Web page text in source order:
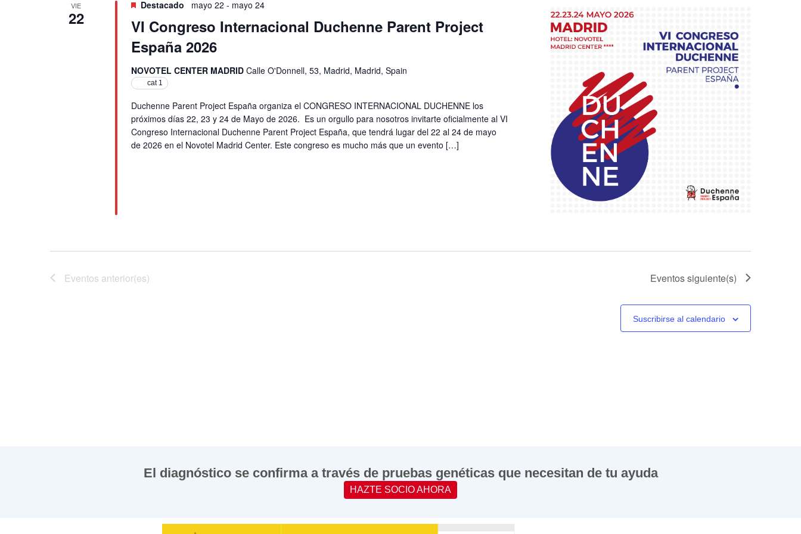
Eventos
VIE
22
VI Congreso Internacional Duchenne Parent Project
España 2026
Destacado mayo 22 - mayo 24
NOVOTEL CENTER MADRID Calle O'Donnell, 53, Madrid, Madrid, Spain
cat 1
Duchenne Parent Project España organiza el CONGRESO INTERNACIONAL DUCHENNE los
próximos días 22, 23 y 24 de Mayo de 2026. Es un orgullo para nosotros invitarte oficialmente al VI
Congreso Internacional Duchenne Parent Project España, que tendrá lugar del 22 al 24 de mayo
de 2026 en el Novotel Madrid Center. Este congreso es mucho más que un evento […]
Eventos anterior(es) Eventossiguiente(s)
Suscribirse al calendario
El diagnóstico se confirma a través de pruebas genéticas que necesitan de tu ayuda
HAZTE SOCIO AHORA